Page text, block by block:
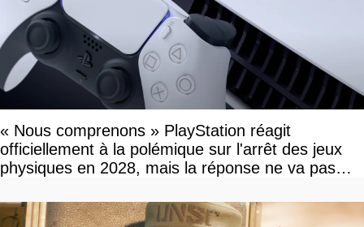
« Nous comprenons » PlayStation réagit
officiellement à la polémique sur l'arrêt des jeux
physiques en 2028, mais la réponse ne va pas